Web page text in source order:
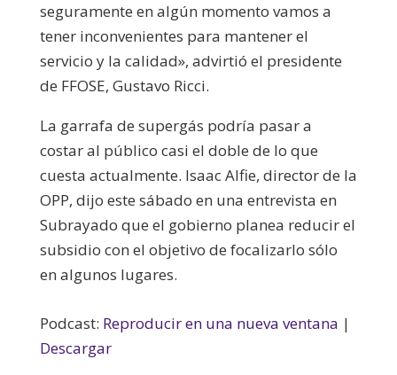
seguramente en algún momento vamos a
tener inconvenientes para mantener el
servicio y la calidad», advirtió el presidente
de FFOSE, Gustavo Ricci.
La garrafa de supergás podría pasar a
costar al público casi el doble de lo que
cuesta actualmente. Isaac Alfie, director de la
OPP, dijo este sábado en una entrevista en
Subrayado que el gobierno planea reducir el
subsidio con el objetivo de focalizarlo sólo
en algunos lugares.
Podcast: Reproducir en una nueva ventana |
Descargar